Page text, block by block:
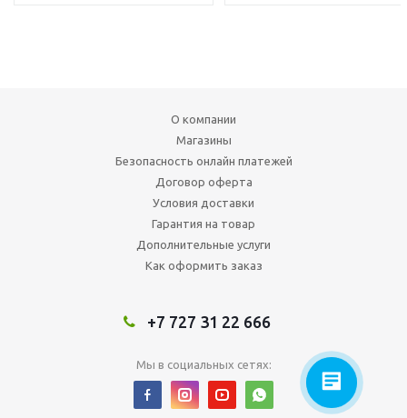
О компании
Магазины
Безопасность онлайн платежей
Договор оферта
Условия доставки
Гарантия на товар
Дополнительные услуги
Как оформить заказ
+7 727 31 22 666
Мы в социальных сетях: